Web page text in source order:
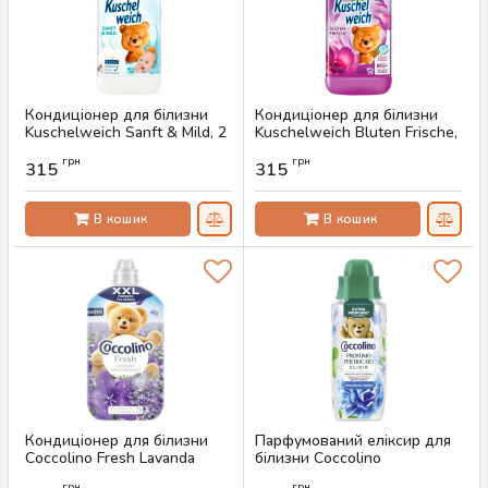
Кондиціонер для білизни
Kuschelweich Sanft & Mild, 2
Артикул:
315 грн
В кошик
Кондиціонер для білизни
Kuschelweich Bluten Frische,
Артикул:
315 грн
В кошик
Кондиціонер для білизни
Coccolino Fresh Lavanda
Парфумований еліксир для
білизни Coccolino